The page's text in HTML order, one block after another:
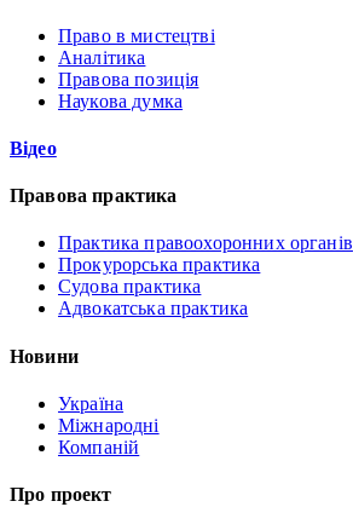
Право в мистецтві
Аналітика
Правова позиція
Наукова думка
Відео
Правова практика
Практика правоохоронних органів
Прокурорська практика
Судова практика
Адвокатська практика
Новини
Україна
Міжнародні
Компаній
Про проект